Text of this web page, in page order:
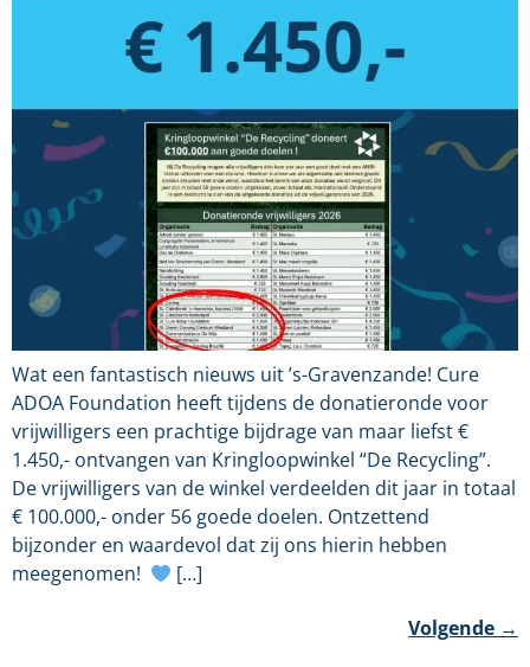
Wat een fantastisch nieuws uit ’s-Gravenzande! Cure
ADOA Foundation heeft tijdens de donatieronde voor
vrijwilligers een prachtige bijdrage van maar liefst €
1.450,- ontvangen van Kringloopwinkel “De Recycling”.
De vrijwilligers van de winkel verdeelden dit jaar in totaal
€ 100.000,- onder 56 goede doelen. Ontzettend
bijzonder en waardevol dat zij ons hierin hebben
meegenomen!
[…]
Volgende →